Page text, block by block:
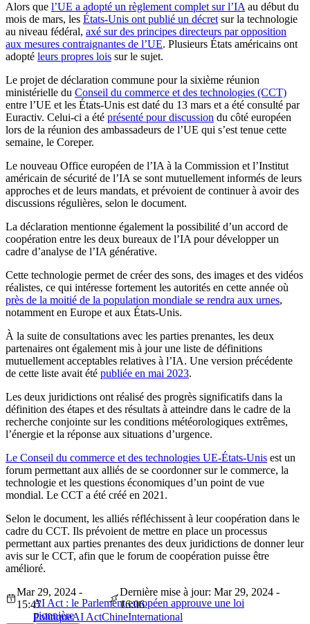
Alors que l’UE a adopté un règlement complet sur l’IA au début du
mois de mars, les États-Unis ont publié un décret sur la technologie
au niveau fédéral, axé sur des principes directeurs par opposition
aux mesures contraignantes de l’UE. Plusieurs États américains ont
adopté leurs propres lois sur le sujet.
Le projet de déclaration commune pour la sixième réunion
ministérielle du Conseil du commerce et des technologies (CCT)
entre l’UE et les États-Unis est daté du 13 mars et a été consulté par
Euractiv. Celui-ci a été présenté pour discussion du côté européen
lors de la réunion des ambassadeurs de l’UE qui s’est tenue cette
semaine, le Coreper.
Le nouveau Office européen de l’IA à la Commission et l’Institut
américain de sécurité de l’IA se sont mutuellement informés de leurs
approches et de leurs mandats, et prévoient de continuer à avoir des
discussions régulières, selon le document.
La déclaration mentionne également la possibilité d’un accord de
coopération entre les deux bureaux de l’IA pour développer un
cadre d’analyse de l’IA générative.
Cette technologie permet de créer des sons, des images et des vidéos
réalistes, ce qui intéresse fortement les autorités en cette année où
près de la moitié de la population mondiale se rendra aux urnes,
notamment en Europe et aux États-Unis.
À la suite de consultations avec les parties prenantes, les deux
partenaires ont également mis à jour une liste de définitions
mutuellement acceptables relatives à l’IA. Une version précédente
de cette liste avait été publiée en mai 2023.
Les deux juridictions ont réalisé des progrès significatifs dans la
définition des étapes et des résultats à atteindre dans le cadre de la
recherche conjointe sur les conditions météorologiques extrêmes,
l’énergie et la réponse aux situations d’urgence.
Le Conseil du commerce et des technologies UE-États-Unis est un
forum permettant aux alliés de se coordonner sur le commerce, la
technologie et les questions économiques d’un point de vue
mondial. Le CCT a été créé en 2021.
Selon le document, les alliés réfléchissent à leur coopération dans le
cadre du CCT. Ils prévoient de mettre en place un processus
permettant aux parties prenantes des deux juridictions de donner leur
avis sur le CCT, afin que le forum de coopération puisse être
amélioré.
AI Act : le Parlement européen approuve une loi
pionnière
Mar 29, 2024 -
15:47
Dernière mise à jour: Mar 29, 2024 -
16:06
PolitiqueAI ActChineInternational